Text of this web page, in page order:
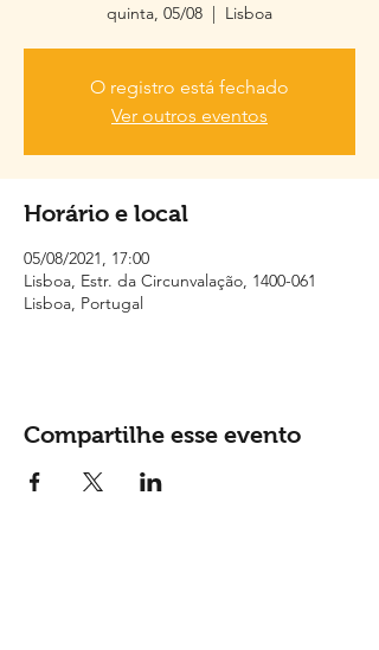
quinta, 05/08
  |
Lisboa
O registro está fechado
Ver outros eventos
Horário e local
05/08/2021, 17:00
Lisboa, Estr. da Circunvalação, 1400-061
Lisboa, Portugal
Compartilhe esse evento